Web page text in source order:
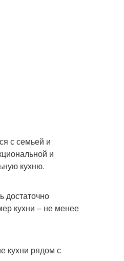
с семьей и
и
кухню.
достаточно
кухни – не менее
кухни рядом с